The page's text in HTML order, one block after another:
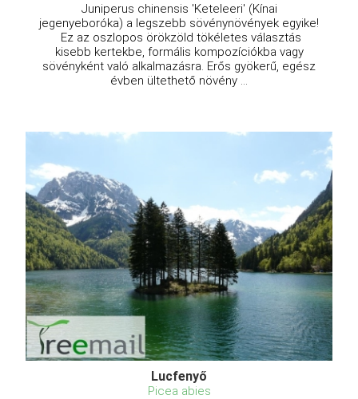
Juniperus chinensis 'Keteleeri' (Kínai
jegenyeboróka) a legszebb sövénynövények egyike!
Ez az oszlopos örökzöld tökéletes választás
kisebb kertekbe, formális kompozíciókba vagy
sövényként való alkalmazásra. Erős gyökerű, egész
évben ültethető növény ...
Lucfenyő
Picea abies